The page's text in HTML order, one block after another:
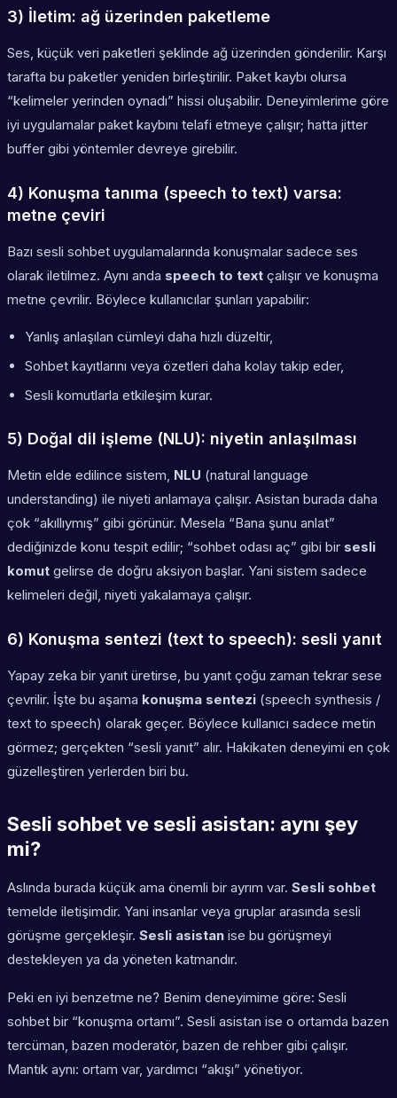
3) İletim: ağ üzerinden paketleme
Ses, küçük veri paketleri şeklinde ağ üzerinden gönderilir. Karşı
tarafta bu paketler yeniden birleştirilir. Paket kaybı olursa
“kelimeler yerinden oynadı” hissi oluşabilir. Deneyimlerime göre
iyi uygulamalar paket kaybını telafi etmeye çalışır; hatta jitter
buffer gibi yöntemler devreye girebilir.
4) Konuşma tanıma (speech to text) varsa:
metne çeviri
Bazı sesli sohbet uygulamalarında konuşmalar sadece ses
olarak iletilmez. Aynı anda speech to text çalışır ve konuşma
metne çevrilir. Böylece kullanıcılar şunları yapabilir:
Yanlış anlaşılan cümleyi daha hızlı düzeltir,
Sohbet kayıtlarını veya özetleri daha kolay takip eder,
Sesli komutlarla etkileşim kurar.
5) Doğal dil işleme (NLU): niyetin anlaşılması
Metin elde edilince sistem, NLU (natural language
understanding) ile niyeti anlamaya çalışır. Asistan burada daha
çok “akıllıymış” gibi görünür. Mesela “Bana şunu anlat”
dediğinizde konu tespit edilir; “sohbet odası aç” gibi bir sesli
komut gelirse de doğru aksiyon başlar. Yani sistem sadece
kelimeleri değil, niyeti yakalamaya çalışır.
6) Konuşma sentezi (text to speech): sesli yanıt
Yapay zeka bir yanıt üretirse, bu yanıt çoğu zaman tekrar sese
çevrilir. İşte bu aşama konuşma sentezi (speech synthesis /
text to speech) olarak geçer. Böylece kullanıcı sadece metin
görmez; gerçekten “sesli yanıt” alır. Hakikaten deneyimi en çok
güzelleştiren yerlerden biri bu.
Sesli sohbet ve sesli asistan: aynı şey
mi?
Aslında burada küçük ama önemli bir ayrım var. Sesli sohbet
temelde iletişimdir. Yani insanlar veya gruplar arasında sesli
görüşme gerçekleşir. Sesli asistan ise bu görüşmeyi
destekleyen ya da yöneten katmandır.
Peki en iyi benzetme ne? Benim deneyimime göre: Sesli
sohbet bir “konuşma ortamı”. Sesli asistan ise o ortamda bazen
tercüman, bazen moderatör, bazen de rehber gibi çalışır.
Mantık aynı: ortam var, yardımcı “akışı” yönetiyor.